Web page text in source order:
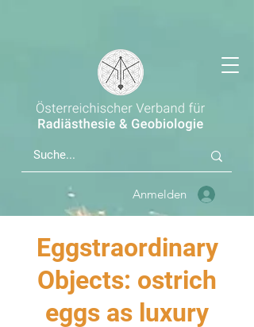
Anmelden
Eggstraordinary
Objects: ostrich
eggs as luxury